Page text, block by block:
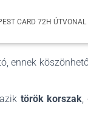
CARD 72H ÚTVONAL
ennek
török korszak,